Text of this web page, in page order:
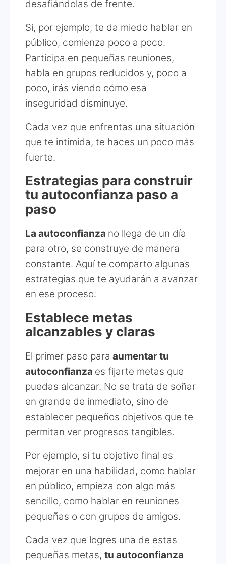
desafiándolas de frente.
Si, por ejemplo, te da miedo hablar en
público, comienza poco a poco.
Participa en pequeñas reuniones,
habla en grupos reducidos y, poco a
poco, irás viendo cómo esa
inseguridad disminuye.
Cada vez que enfrentas una situación
que te intimida, te haces un poco más
fuerte.
Estrategias para construir
tu autoconfianza paso a
paso
La autoconfianza no llega de un día
para otro, se construye de manera
constante. Aquí te comparto algunas
estrategias que te ayudarán a avanzar
en ese proceso:
Establece metas
alcanzables y claras
El primer paso para aumentar tu
autoconfianza es fijarte metas que
puedas alcanzar. No se trata de soñar
en grande de inmediato, sino de
establecer pequeños objetivos que te
permitan ver progresos tangibles.
Por ejemplo, si tu objetivo final es
mejorar en una habilidad, como hablar
en público, empieza con algo más
sencillo, como hablar en reuniones
pequeñas o con grupos de amigos.
Cada vez que logres una de estas
pequeñas metas, tu autoconfianza